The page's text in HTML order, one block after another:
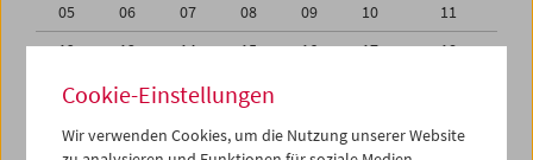
05
06 07 08 09 10
11
12
13 14 15 16 17
18
19
20 21 22
26
28 30
02
Cookie-Einstellungen
Wir verwenden Cookies, um die Nutzung unserer Website